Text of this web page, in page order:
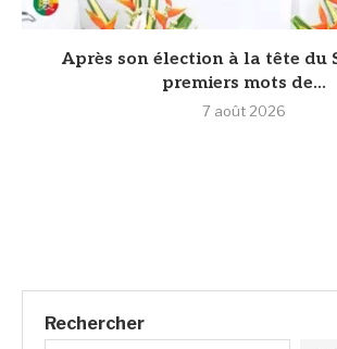
Après son élection à la tête du
premiers mots de...
7 août 2026
Rechercher